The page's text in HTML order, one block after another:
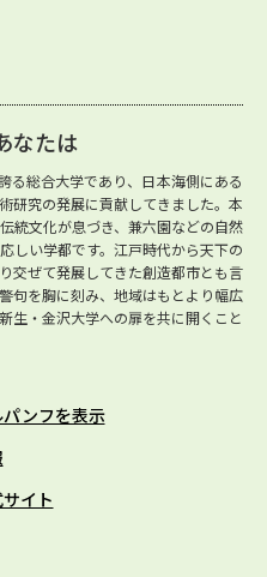
なたは
る総合大学であり、日本海側にある
研究の発展に貢献してきました。本
統文化が息づき、兼六園などの自然
しい学都です。江戸時代から天下の
交ぜて発展してきた創造都市とも言
句を胸に刻み、地域はもとより幅広
生・金沢大学への扉を共に開くこと
ンフを表示
イト